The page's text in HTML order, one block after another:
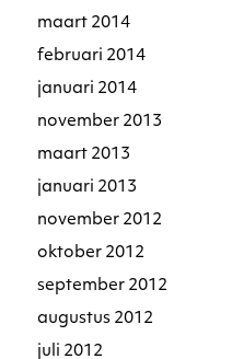
maart 2014
februari 2014
januari 2014
november 2013
maart 2013
januari 2013
november 2012
oktober 2012
september 2012
augustus 2012
juli 2012